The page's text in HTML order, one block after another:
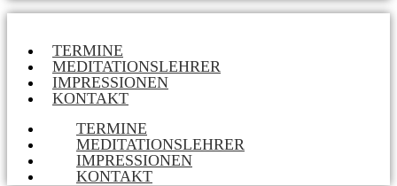
TERMINE
MEDITATIONSLEHRER
IMPRESSIONEN
KONTAKT
TERMINE
MEDITATIONSLEHRER
IMPRESSIONEN
KONTAKT